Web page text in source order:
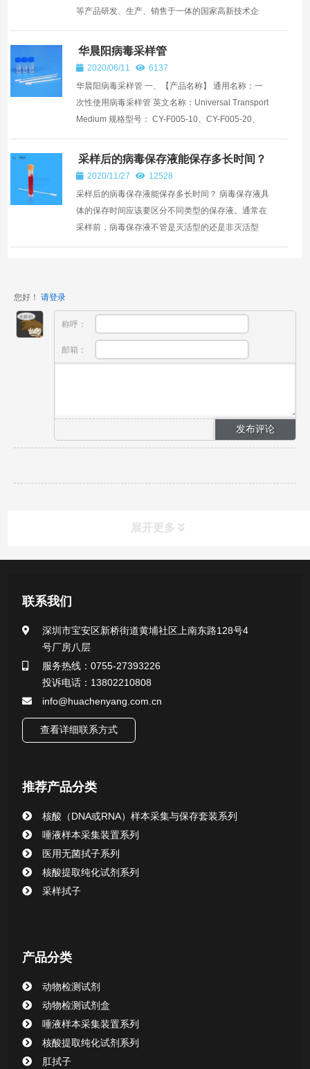
等产品研发、生产、销售于一体的国家高新技术企
于市场。产品主...
华晨阳病毒采样管
2020/06/11
6137
华晨阳病毒采样管 一、【产品名称】 通用名称：一
次性使用病毒采样管 英文名称：Universal Transport
Medium 规格型号： CY-F005-10、CY-F005-20、
采样后的病毒保存液能保存多长时间？
2020/11/27
12528
采样后的病毒保存液能保存多长时间？ 病毒保存液具
体的保存时间应该要区分不同类型的保存液。通常在
采样前，病毒保存液不管是灭活型的还是非灭活型
您好！ 请登录
称呼：
邮箱：
展开更多
行业新闻
联系我们
深圳市宝安区新桥街道黄埔社区上南东路128号4
号厂房八层
服务热线：0755-27393226
投诉电话：13802210808
info@huachenyang.com.cn
查看详细联系方式
推荐产品分类
核酸（DNA或RNA）样本采集与保存套装系列
唾液样本采集装置系列
医用无菌拭子系列
核酸提取纯化试剂系列
采样拭子
产品分类
动物检测试剂
动物检测试剂盒
唾液样本采集装置系列
核酸提取纯化试剂系列
肛拭子